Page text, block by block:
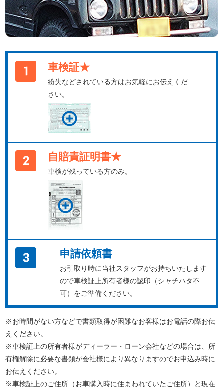
車検証★
紛失などされている方はお気軽にお伝えくだ
さい。
自賠責証明書★
車検が残っている方のみ。
申請依頼書
お引取り時に当社スタッフがお持ちいたします
ので車検証上所有者様の認印（シャチハタ不
可）をご準備ください。
※お時間がない方などで書類取得が困難なお客様はお電話の際お伝
えください。
※車検証上の所有者様がディーラー・ローン会社などの場合は、所
有権解除に必要な書類が会社様により異なりますのでお申込み時に
お伝えください。
※車検証上のご住所（お車購入時に住まわれていたご住所）と現在